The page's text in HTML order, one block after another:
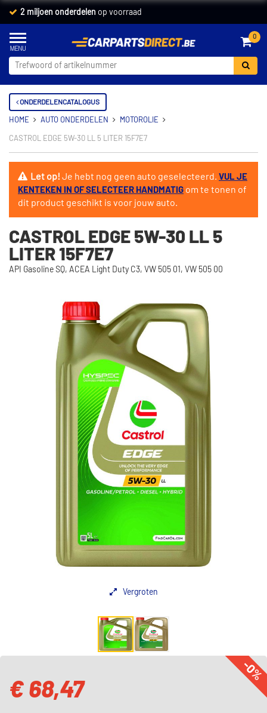
2 miljoen onderdelen op voorraad
0
ONDERDELENCATALOGUS
HOME AUTO ONDERDELEN MOTOROLIE
CASTROL EDGE 5W-30 LL 5 LITER 15F7E7
Let op!Je hebt nog geen auto geselecteerd. VUL JE
KENTEKEN IN OF SELECTEER HANDMATIG om te tonen of
dit product geschikt is voor jouw auto.
CASTROL EDGE 5W-30 LL 5
LITER 15F7E7
API Gasoline SQ, ACEA Light Duty C3, VW 505 01, VW 505 00
Vergroten
-0%
€ 68,47